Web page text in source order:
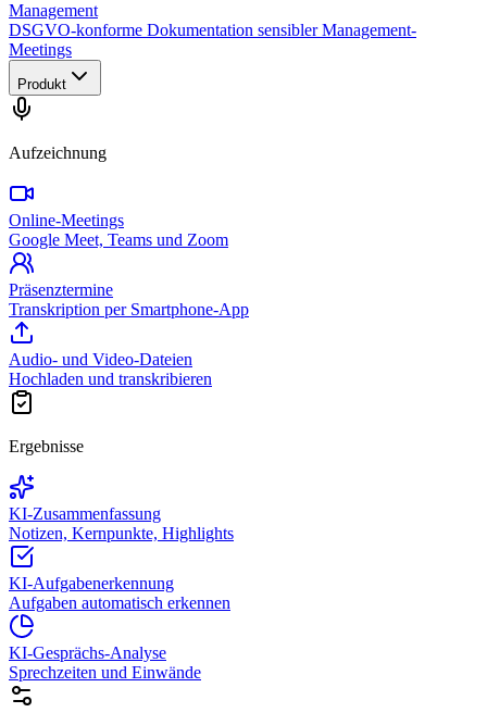
Management
DSGVO-konforme Dokumentation sensibler Management-
Meetings
Produkt
Aufzeichnung
Online-Meetings
Google Meet, Teams und Zoom
Präsenztermine
Transkription per Smartphone-App
Audio- und Video-Dateien
Hochladen und transkribieren
Ergebnisse
KI-Zusammenfassung
Notizen, Kernpunkte, Highlights
KI-Aufgabenerkennung
Aufgaben automatisch erkennen
KI-Gesprächs-Analyse
Sprechzeiten und Einwände